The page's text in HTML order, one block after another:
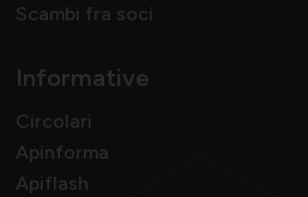
Scambi fra soci
Informative
Circolari
Apinforma
Apiflash